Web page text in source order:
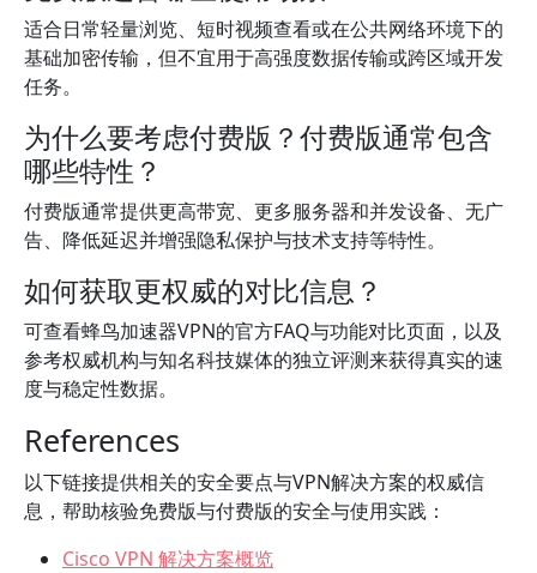
适合日常轻量浏览、短时视频查看或在公共网络环境下的
基础加密传输，但不宜用于高强度数据传输或跨区域开发
任务。
为什么要考虑付费版？付费版通常包含
哪些特性？
付费版通常提供更高带宽、更多服务器和并发设备、无广
告、降低延迟并增强隐私保护与技术支持等特性。
如何获取更权威的对比信息？
可查看蜂鸟加速器VPN的官方FAQ与功能对比页面，以及
参考权威机构与知名科技媒体的独立评测来获得真实的速
度与稳定性数据。
References
以下链接提供相关的安全要点与VPN解决方案的权威信
息，帮助核验免费版与付费版的安全与使用实践：
Cisco VPN 解决方案概览